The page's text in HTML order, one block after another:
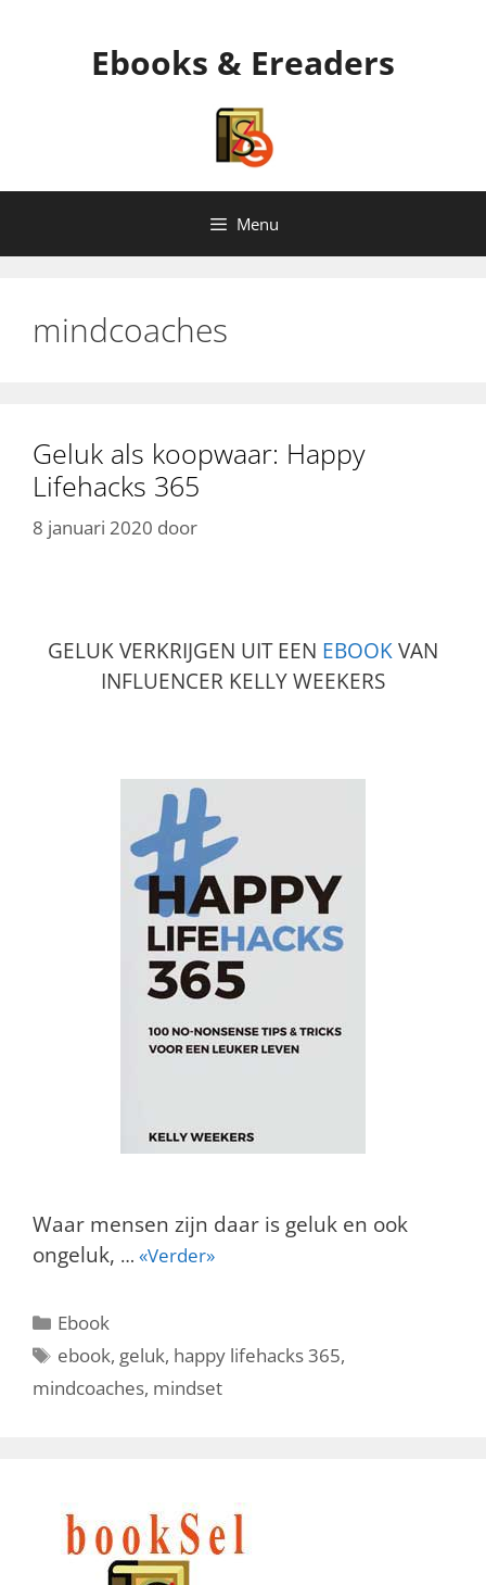
Ebooks & Ereaders
Menu
mindcoaches
Geluk als koopwaar: Happy
Lifehacks 365
8 januari 2020 door
GELUK VERKRIJGEN UIT EEN EBOOK VAN
INFLUENCER KELLY WEEKERS
Waar mensen zijn daar is geluk en ook
ongeluk, … «Verder»
Categorieën
Ebook
Tags
ebook, geluk, happy lifehacks 365,
mindcoaches, mindset